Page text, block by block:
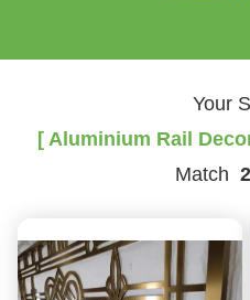
Your
[ Aluminium Rail
Match 2